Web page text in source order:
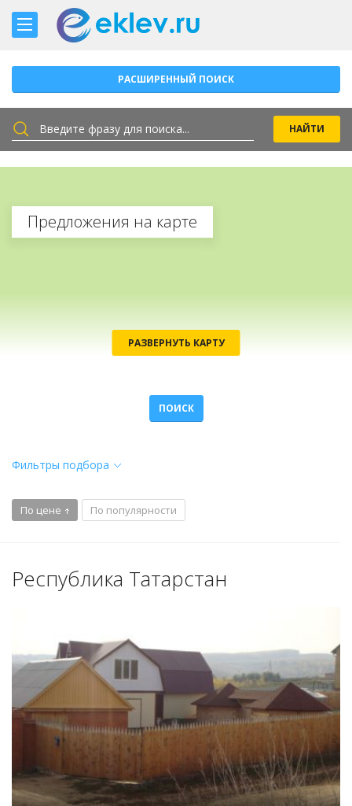
РАСШИРЕННЫЙ ПОИСК
Предложения на карте
РАЗВЕРНУТЬ КАРТУ
ПОИСК
Фильтры подбора
По цене По популярности
Республика Татарстан